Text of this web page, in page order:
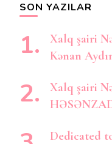
SON YAZILAR
Xalq şairi
Kənan
Xalq şairi
Dedicated